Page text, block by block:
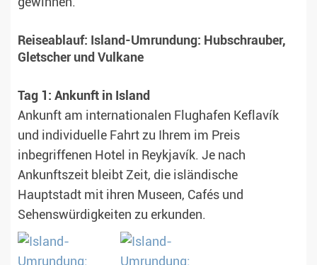
Reiseablauf: Island-Umrundung: Hubschrauber,
Gletscher und Vulkane
Tag 1: Ankunft in Island
Ankunft am internationalen Flughafen Keflavík
und individuelle Fahrt zu Ihrem im Preis
inbegriffenen Hotel in Reykjavík. Je nach
Ankunftszeit bleibt Zeit, die isländische
Hauptstadt mit ihren Museen, Cafés und
Sehenswürdigkeiten zu erkunden.